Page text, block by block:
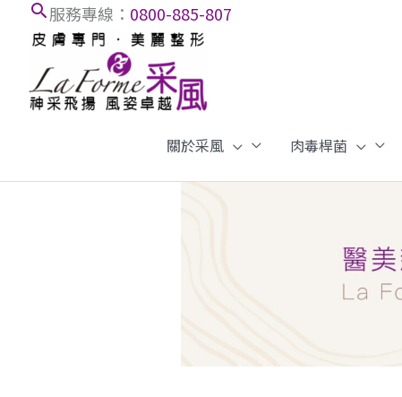
搜
尋
框
服務專線： 0800-885-807
關於采風 肉毒桿菌